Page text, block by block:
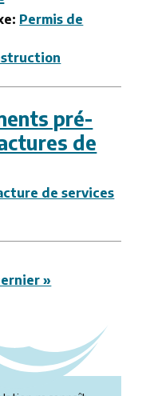
Permis de
pré-
de
de services
»